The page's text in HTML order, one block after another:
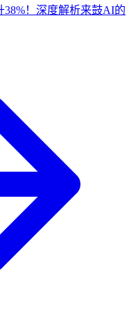
！深度解析来鼓AI的